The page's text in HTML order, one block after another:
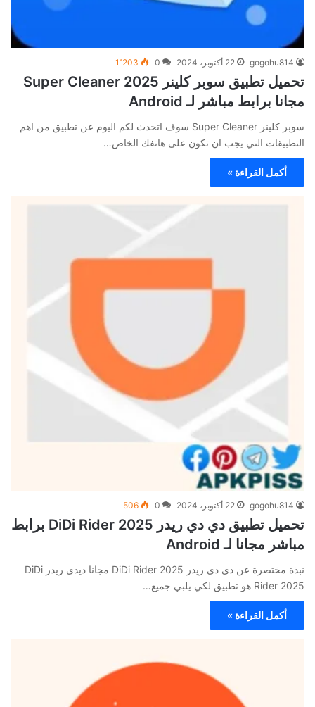
gogohu814 22 أكتوبر، 2024 0 1٬203
تحميل تطبيق سوبر كلينر Super Cleaner 2025
مجانا برابط مباشر لـ Android
سوبر كلينر Super Cleaner سوف اتحدث لكم اليوم عن تطبيق من اهم
التطبيقات التي يجب ان تكون على هاتفك الخاص…
أكمل القراءة »
gogohu814 22 أكتوبر، 2024 0
506
تحميل تطبيق دي دي ريدر DiDi Rider 2025 برابط
مباشر مجانا لـ Android
نبذة مختصرة عن دي دي ريدر DiDi Rider 2025 مجانا ديدي ريدر DiDi
Rider 2025 هو تطبيق لكي يلبي جميع…
أكمل القراءة »